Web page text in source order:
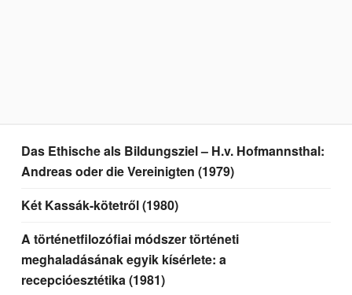
Das Ethische als Bildungsziel – H.v. Hofmannsthal:
Andreas oder die Vereinigten (1979)
Két Kassák-kötetről (1980)
A történetfilozófiai módszer történeti
meghaladásának egyik kísérlete: a
recepcióesztétika (1981)